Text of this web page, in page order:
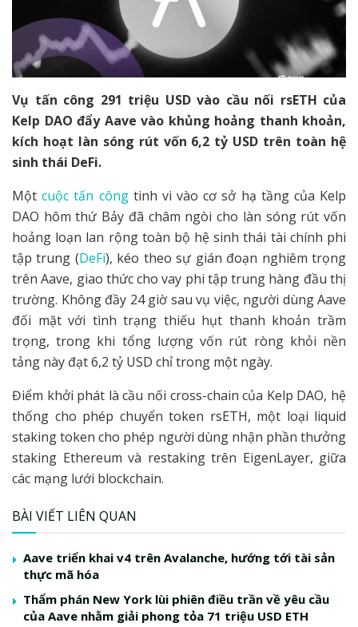
Vụ tấn công 291 triệu USD vào cầu nối rsETH của
Kelp DAO đẩy Aave vào khủng hoảng thanh khoản,
kích hoạt làn sóng rút vốn 6,2 tỷ USD trên toàn hệ
sinh thái DeFi.
Mộtcuộc tấn côngtinh vi vào cơ sở hạ tầng của Kelp
DAO hôm thứ Bảy đã châm ngòi cho làn sóng rút vốn
hoảng loạn lan rộng toàn bộ hệ sinh thái tài chính phi
tập trung (DeFi), kéo theo sự gián đoạn nghiêm trọng
trên Aave, giao thức cho vay phi tập trung hàng đầu thị
trường. Không đầy 24 giờ sau vụ việc, người dùng Aave
đối mặt với tình trạng thiếu hụt thanh khoản trầm
trọng, trong khi tổng lượng vốn rút ròng khỏi nền
tảng này đạt 6,2 tỷ USD chỉ trong một ngày.
Điểm khởi phát là cầu nối cross-chain của Kelp DAO, hệ
thống cho phép chuyển token rsETH, một loại liquid
staking token cho phép người dùng nhận phần thưởng
staking Ethereum và restaking trên EigenLayer, giữa
các mạng lưới blockchain.
BÀI VIẾT LIÊN QUAN
Aave triển khai v4 trên Avalanche, hướng tới tài sản
thực mã hóa
Thẩm phán New York lùi phiên điều trần về yêu cầu
của Aave nhằm giải phong tỏa 71 triệu USD ETH